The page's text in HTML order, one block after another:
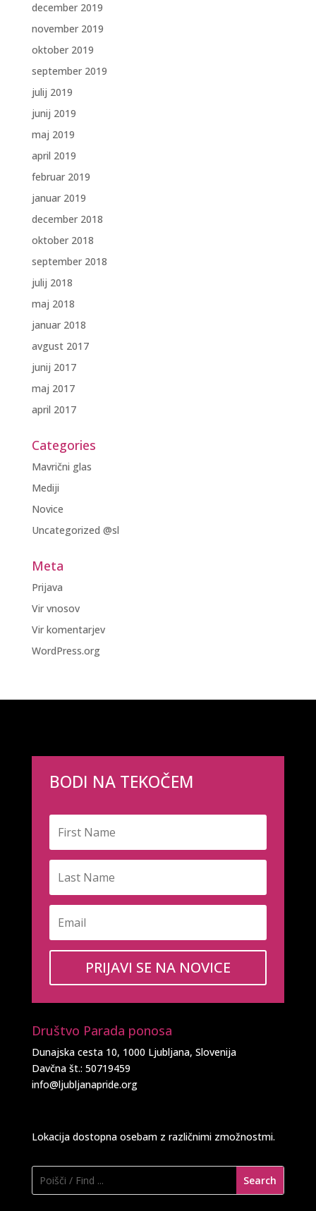
december 2019
november 2019
oktober 2019
september 2019
julij 2019
junij 2019
maj 2019
april 2019
februar 2019
januar 2019
december 2018
oktober 2018
september 2018
julij 2018
maj 2018
januar 2018
avgust 2017
junij 2017
maj 2017
april 2017
Categories
Mavrični glas
Mediji
Novice
Uncategorized @sl
Meta
Prijava
Vir vnosov
Vir komentarjev
WordPress.org
BODI NA TEKOČEM
PRIJAVI SE NA NOVICE
Društvo Parada ponosa
Dunajska cesta 10, 1000 Ljubljana, Slovenija
Davčna št.: 50719459
info@ljubljanapride.org
Lokacija dostopna osebam z različnimi zmožnostmi.